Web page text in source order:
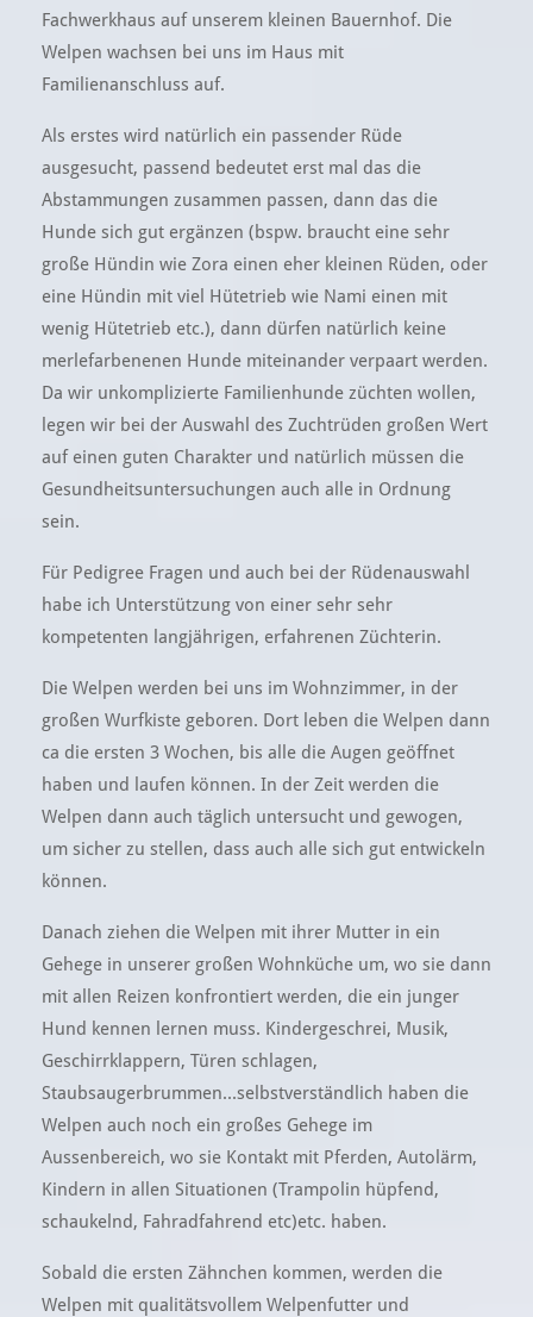
Fachwerkhaus auf unserem kleinen Bauernhof. Die
Welpen wachsen bei uns im Haus mit
Familienanschluss auf.
Als erstes wird natürlich ein passender Rüde
ausgesucht, passend bedeutet erst mal das die
Abstammungen zusammen passen, dann das die
Hunde sich gut ergänzen (bspw. braucht eine sehr
große Hündin wie Zora einen eher kleinen Rüden, oder
eine Hündin mit viel Hütetrieb wie Nami einen mit
wenig Hütetrieb etc.), dann dürfen natürlich keine
merlefarbenenen Hunde miteinander verpaart werden.
Da wir unkomplizierte Familienhunde züchten wollen,
legen wir bei der Auswahl des Zuchtrüden großen Wert
auf einen guten Charakter und natürlich müssen die
Gesundheitsuntersuchungen auch alle in Ordnung
sein.
Für Pedigree Fragen und auch bei der Rüdenauswahl
habe ich Unterstützung von einer sehr sehr
kompetenten langjährigen, erfahrenen Züchterin.
Die Welpen werden bei uns im Wohnzimmer, in der
großen Wurfkiste geboren. Dort leben die Welpen dann
ca die ersten 3 Wochen, bis alle die Augen geöffnet
haben und laufen können. In der Zeit werden die
Welpen dann auch täglich untersucht und gewogen,
um sicher zu stellen, dass auch alle sich gut entwickeln
können.
Danach ziehen die Welpen mit ihrer Mutter in ein
Gehege in unserer großen Wohnküche um, wo sie dann
mit allen Reizen konfrontiert werden, die ein junger
Hund kennen lernen muss. Kindergeschrei, Musik,
Geschirrklappern, Türen schlagen,
Staubsaugerbrummen...selbstverständlich haben die
Welpen auch noch ein großes Gehege im
Aussenbereich, wo sie Kontakt mit Pferden, Autolärm,
Kindern in allen Situationen (Trampolin hüpfend,
schaukelnd, Fahradfahrend etc)etc. haben.
Sobald die ersten Zähnchen kommen, werden die
Welpen mit qualitätsvollem Welpenfutter und